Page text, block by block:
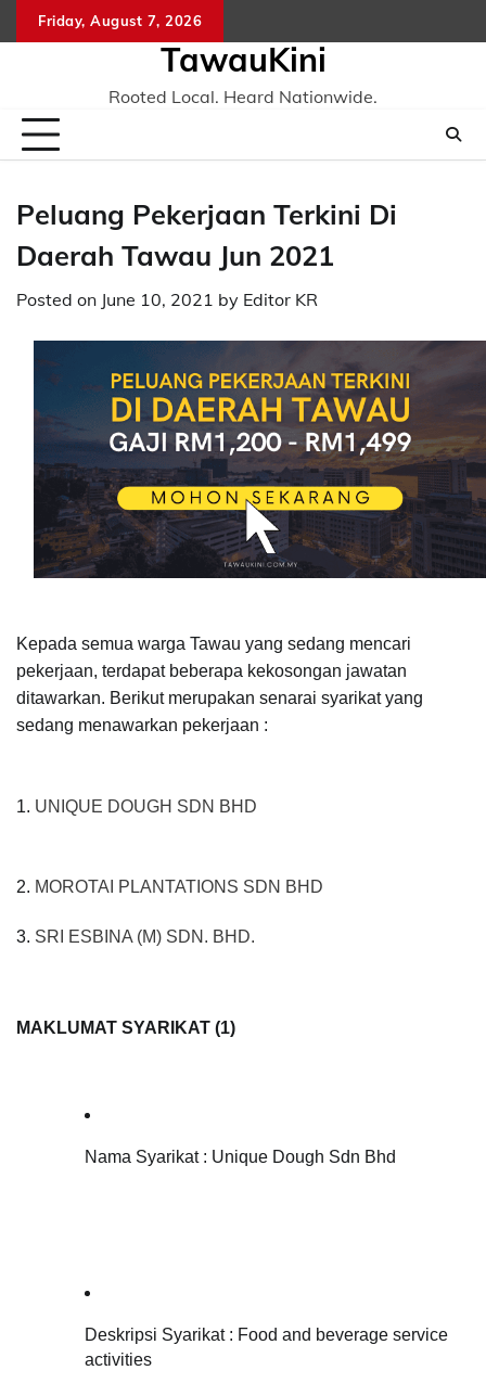
to
Friday, August 7, 2026
TawauKini
Rooted Local. Heard Nationwide.
Peluang Pekerjaan Terkini Di
Daerah Tawau Jun 2021
Posted on June 10, 2021 by Editor KR
Kepada semua warga Tawau yang sedang mencari
pekerjaan, terdapat beberapa kekosongan jawatan
ditawarkan. Berikut merupakan senarai syarikat yang
sedang menawarkan pekerjaan :
1. UNIQUE DOUGH SDN BHD
2. MOROTAI PLANTATIONS SDN BHD
3. SRI ESBINA (M) SDN. BHD.
MAKLUMAT SYARIKAT (1)
Nama Syarikat : Unique Dough Sdn Bhd
Deskripsi Syarikat : Food and beverage service
activities